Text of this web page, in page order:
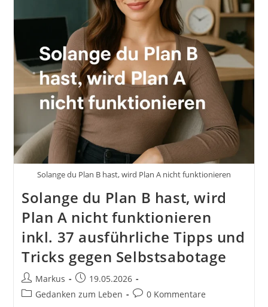
Wissensriesen
Aber
Umsetzungszwerge.
#machenstattwissen
#GedankenZumLeben
Solange du Plan B hast, wird Plan A nicht funktionieren
Solange du Plan B hast, wird
Plan A nicht funktionieren
inkl. 37 ausführliche Tipps und
Tricks gegen Selbstsabotage
Beitrags-
Autor:
Markus
Beitrag
veröffentlicht:
19.05.2026
Beitrags-
Gedanken zum Leben
Beitrags-
0 Kommentare